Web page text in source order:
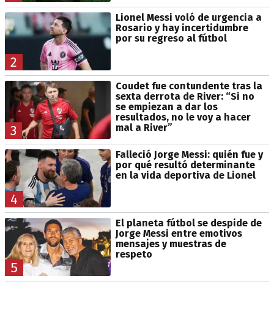
2
Lionel Messi voló de urgencia a
Rosario y hay incertidumbre
por su regreso al fútbol
3
Coudet fue contundente tras la
sexta derrota de River: “Si no
se empiezan a dar los
resultados, no le voy a hacer
mal a River”
4
Falleció Jorge Messi: quién fue y
por qué resultó determinante
en la vida deportiva de Lionel
5
El planeta fútbol se despide de
Jorge Messi entre emotivos
mensajes y muestras de
respeto